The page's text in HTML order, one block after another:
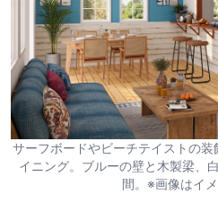
サーフボードやビーチテイストの
イニング。ブルーの壁と木製梁、
間。※画像はイメ